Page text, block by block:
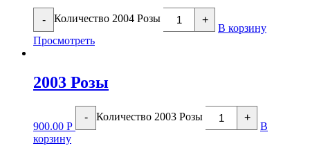
- Количество 2004 Розы +
В корзину
Просмотреть
2003 Розы
900.00 Р
- Количество 2003 Розы +
В
корзину